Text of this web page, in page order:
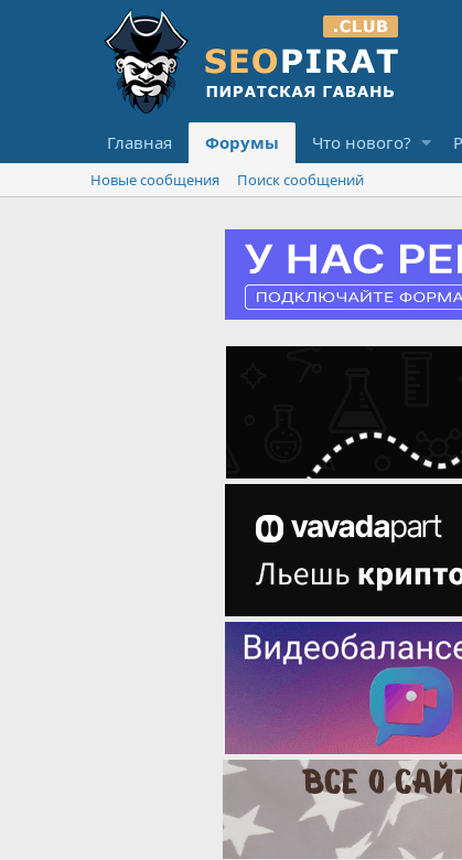
Главная Форумы Что нового?
Новые сообщения Поиск сообщений